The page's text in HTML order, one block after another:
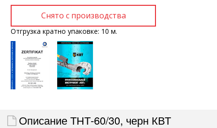
Отгрузка кратно упаковке: 10 м.
Описание ТНТ-60/30, черн КВТ